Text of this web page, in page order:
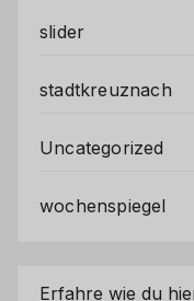
slider
stadtkreuznach
Uncategorized
wochenspiegel
Erfahre wie du